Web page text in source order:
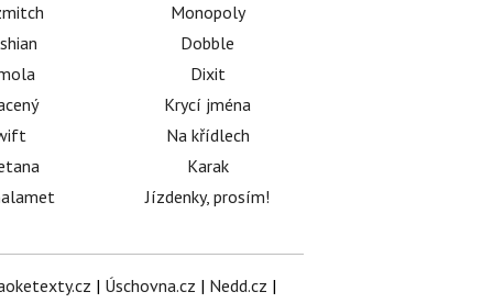
Monopoly
Dobble
Dixit
Krycí jména
Na křídlech
Karak
Jízdenky, prosím!
| Úschovna.cz | Nedd.cz |